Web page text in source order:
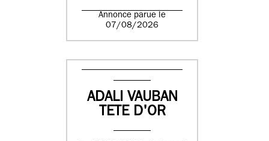
Annonce parue le
07/08/2026
ADALI VAUBAN
TETE D'OR